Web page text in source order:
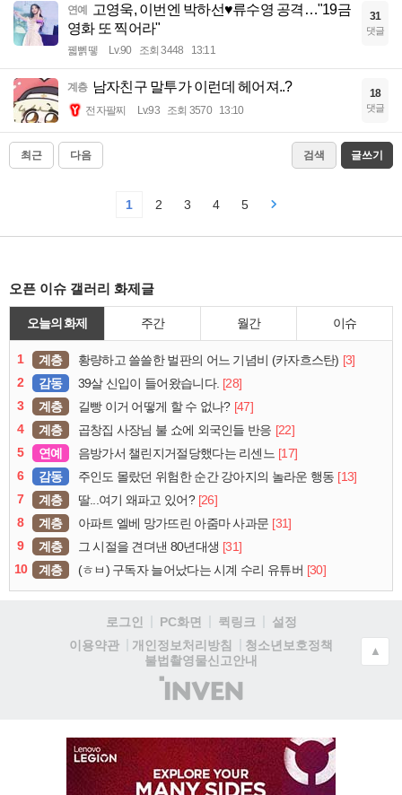
연예
고영욱, 이번엔 박하선♥류수영 공격…"19금
영화 또 찍어라"
꿻뻵뗗 Lv.90 조회 3448 13:11
31
댓글
계층 남자친구 말투가 이런데 헤어져..?
전자팔찌 Lv.93 조회 3570 13:10
18
댓글
최근 다음 검색 글쓰기
1 2 3 4 5
오픈 이슈 갤러리 화제글
오늘의 화제 주간 월간 이슈
1 계층 황량하고 쓸쓸한 벌판의 어느 기념비 (카자흐스탄) [3]
2
감동 39살 신입이 들어왔습니다. [28]
3
계층 길빵 이거 어떻게 할 수 없나? [47]
4
계층 곱창집 사장님 불 쇼에 외국인들 반응 [22]
5
연예 음방가서 챌린지거절당했다는 리센느 [17]
6
감동 주인도 몰랐던 위험한 순간 강아지의 놀라운 행동 [13]
7
계층 딸...여기 왜파고 있어? [26]
8
계층 아파트 엘베 망가뜨린 아줌마 사과문 [31]
9
계층 그 시절을 견뎌낸 80년대생 [31]
10
계층 (ㅎㅂ) 구독자 늘어났다는 시계 수리 유튜버 [30]
로그인 PC화면 퀵링크
설정
이용약관
개인정보처리방침
청소년보호정책
불법촬영물신고안내
(주)
인
▲